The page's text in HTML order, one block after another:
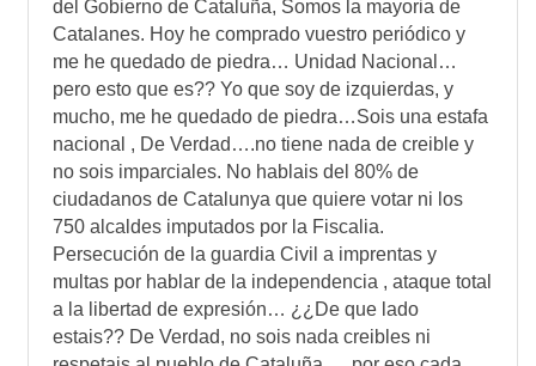
del Gobierno de Cataluña, Somos la mayoria de
Catalanes. Hoy he comprado vuestro periódico y
me he quedado de piedra… Unidad Nacional…
pero esto que es?? Yo que soy de izquierdas, y
mucho, me he quedado de piedra…Sois una estafa
nacional , De Verdad….no tiene nada de creible y
no sois imparciales. No hablais del 80% de
ciudadanos de Catalunya que quiere votar ni los
750 alcaldes imputados por la Fiscalia.
Persecución de la guardia Civil a imprentas y
multas por hablar de la independencia , ataque total
a la libertad de expresión… ¿¿De que lado
estais?? De Verdad, no sois nada creibles ni